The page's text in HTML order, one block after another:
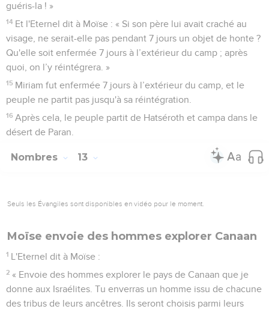
guéris-la ! »
14 Et l'Eternel dit à Moïse : « Si son père lui avait craché au
visage, ne serait-elle pas pendant 7 jours un objet de honte ?
Qu'elle soit enfermée 7 jours à l’extérieur du camp ; après
quoi, on l’y réintégrera. »
15 Miriam fut enfermée 7 jours à l’extérieur du camp, et le
peuple ne partit pas jusqu'à sa réintégration.
16 Après cela, le peuple partit de Hatséroth et campa dans le
désert de Paran.
Nombres 13
Seuls les Évangiles sont disponibles en vidéo pour le moment.
Moïse envoie des hommes explorer Canaan
1 L'Eternel dit à Moïse :
2 « Envoie des hommes explorer le pays de Canaan que je
donne aux Israélites. Tu enverras un homme issu de chacune
des tribus de leurs ancêtres. Ils seront choisis parmi leurs